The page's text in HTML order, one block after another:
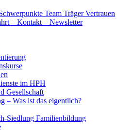
Team TrägerVertrauen
– Kontakt – Newsletter
im HPH
Gesellschaft
– Was ist das eigentlich?
Siedlung Familienbildung